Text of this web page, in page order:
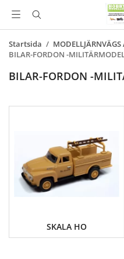
Startsida / MODELLJÄRNVÄGS
BILAR-FORDON -
BILAR-FORDON -
SKALA HO